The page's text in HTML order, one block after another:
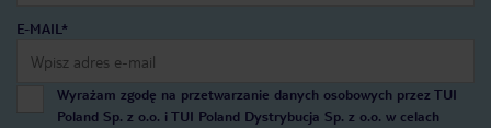
E-MAIL*
Wyrażam zgodę na przetwarzanie danych osobowych przez TUI
Poland Sp. z o.o. i TUI Poland Dystrybucja Sp. z o.o. w celach